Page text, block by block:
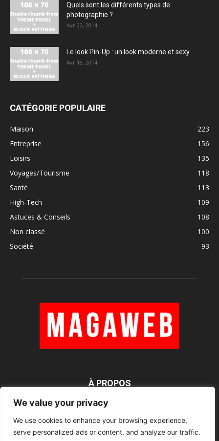
We value your privacy
We use cookies to enhance your browsing experience,
serve personalized ads or content, and analyze our traffic.
Quels sont les différents types de
photographie ?
Avr 22, 2014
Le look Pin-Up : un look moderne et sexy
Avr 18, 2014
CATÉGORIE POPULAIRE
Maison
223
Entreprise
156
Loisirs
135
Voyages/Tourisme
118
Santé
113
High-Tech
109
Astuces & Conseils
108
Non classé
100
Société
93
À PROPOS
SUIVEZ NOUS